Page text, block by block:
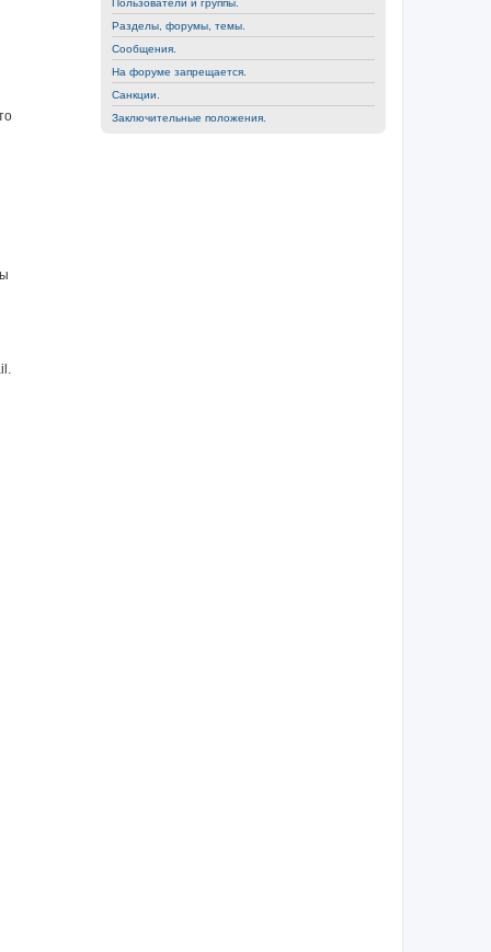
Пользователи и группы.
Разделы, форумы, темы.
Сообщения.
На форуме запрещается.
Санкции.
Заключительные положения.